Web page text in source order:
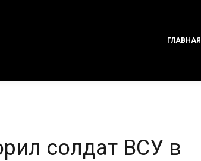
ГЛАВНАЯ
солдат ВСУ в